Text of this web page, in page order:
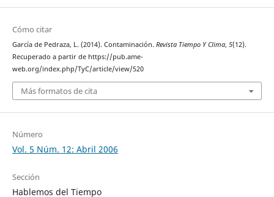
Cómo citar
García de Pedraza, L. (2014). Contaminación. Revista Tiempo Y Clima, 5(12).
Recuperado a partir de https://pub.ame-
web.org/index.php/TyC/article/view/520
Más formatos de cita
Número
Vol. 5 Núm. 12: Abril 2006
Sección
Hablemos del Tiempo